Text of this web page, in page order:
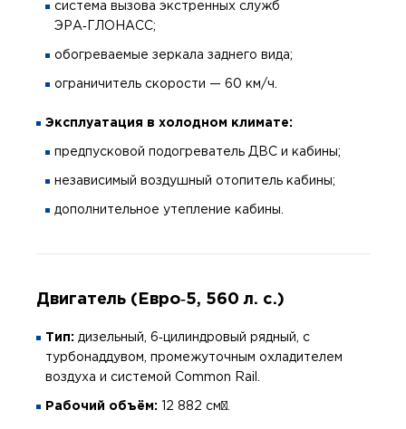
система вызова экстренных служб
ЭРА‑ГЛОНАСС;
обогреваемые зеркала заднего вида;
ограничитель скорости — 60 км/ч.
Эксплуатация в холодном климате:
предпусковой подогреватель ДВС и кабины;
независимый воздушный отопитель кабины;
дополнительное утепление кабины.
Двигатель (Евро‑5, 560 л. с.)
Тип: дизельный, 6‑цилиндровый рядный, с
турбонаддувом, промежуточным охладителем
воздуха и системой Common Rail.
Рабочий объём: 12 882 см³.